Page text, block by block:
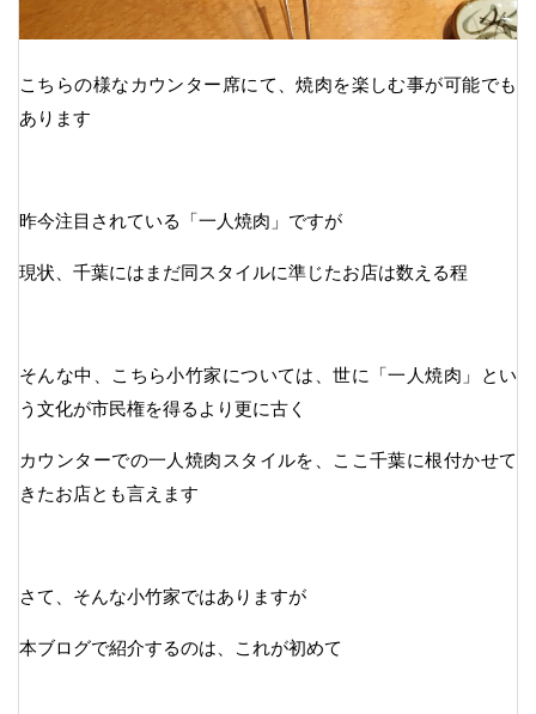
こちらの様なカウンター席にて、焼肉を楽しむ事が可能でも
あります
昨今注目されている「一人焼肉」ですが
現状、千葉にはまだ同スタイルに準じたお店は数える程
そんな中、こちら小竹家については、世に「一人焼肉」とい
う文化が市民権を得るより更に古く
カウンターでの一人焼肉スタイルを、ここ千葉に根付かせて
きたお店とも言えます
さて、そんな小竹家ではありますが
本ブログで紹介するのは、これが初めて